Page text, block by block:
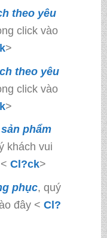
theo yêu
click vào
>
theo yêu
click vào
>
phẩm
khách vui
Cl?ck>
phục, quý
đây < Cl?